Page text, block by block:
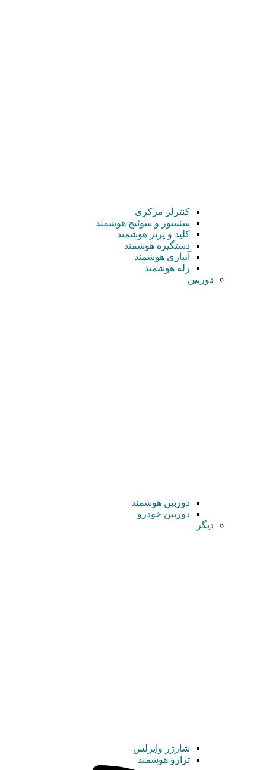
کنترلر مرکزی
سنسور و سوئیچ هوشمند
کلید و پریز هوشمند
دستگیره هوشمند
آبیاری هوشمند
رله هوشمند
دوربین
دوربین هوشمند
دوربین خودرو
دیگر
شارژر وایرلس
ترازو هوشمند